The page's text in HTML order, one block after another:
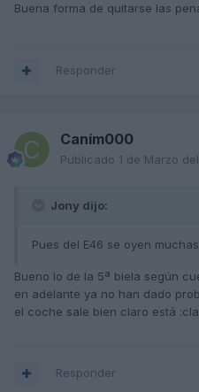
Buena forma de quitarse las
Responder
Caním000
Publicado 1 de Marzo
Jony dijo:
Pues del E46 se oyen
Bueno lo de la 5ª biela según
en adelante ya no han dado
el coche sale bien claro está
Responder